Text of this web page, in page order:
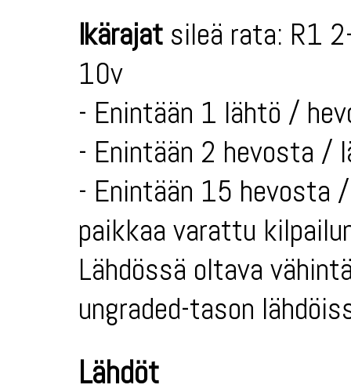
Ikärajat sileä rata: R1
10v
- Enintään 1 lähtö /
- Enintään 2 hevosta /
- Enintään 15 hevosta
paikkaa varattu
Lähdössä oltava
ungraded-tason
Lähdöt